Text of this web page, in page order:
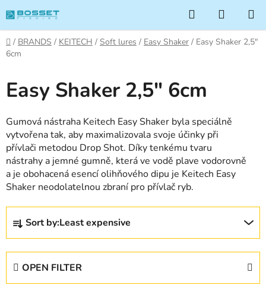
to
content
Search
CART
Home
/ BRANDS / KEITECH / Soft lures / Easy Shaker / Easy Shaker 2,5"
6cm
Easy Shaker 2,5" 6cm
Gumová nástraha Keitech Easy Shaker byla speciálně
vytvořena tak, aby maximalizovala svoje účinky při
přívlači metodou Drop Shot. Díky tenkému tvaru
nástrahy a jemné gumně, která ve vodě plave vodorovně
a je obohacená esencí olihňového dipu je Keitech Easy
Shaker neodolatelnou zbraní pro přívlač ryb.
P
o
Sort by:Least expensive
OPEN FILTER